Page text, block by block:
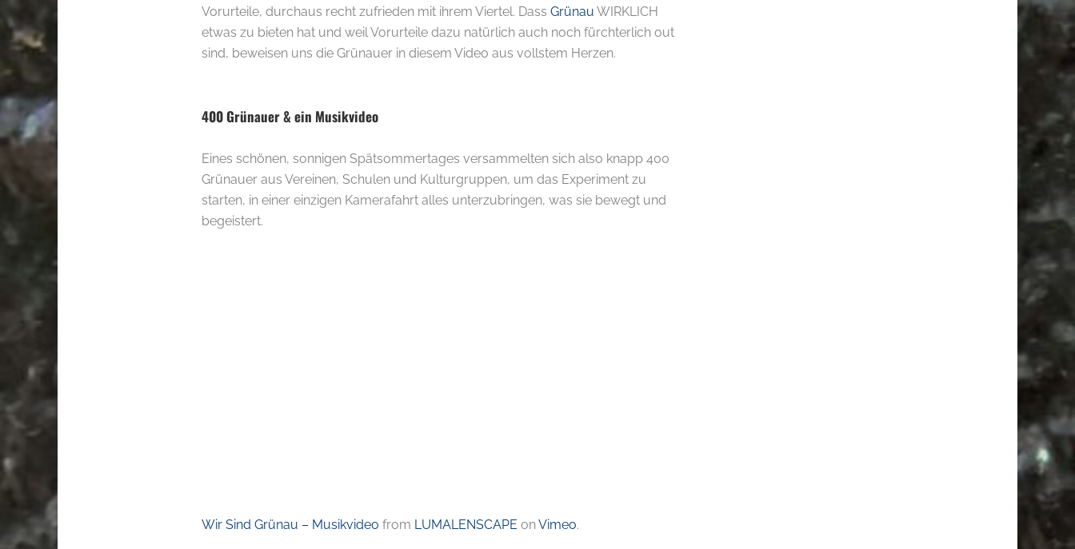
Vorurteile, durchaus recht zufrieden mit ihrem Viertel. Dass Grünau WIRKLICH
etwas zu bieten hat und weil Vorurteile dazu natürlich auch noch fürchterlich out
sind, beweisen uns die Grünauer in diesem Video aus vollstem Herzen.
400 Grünauer & ein Musikvideo
Eines schönen, sonnigen Spätsommertages versammelten sich also knapp 400
Grünauer aus Vereinen, Schulen und Kulturgruppen, um das Experiment zu
starten, in einer einzigen Kamerafahrt alles unterzubringen, was sie bewegt und
begeistert.
Wir Sind Grünau – Musikvideo from LUMALENSCAPE onVimeo.